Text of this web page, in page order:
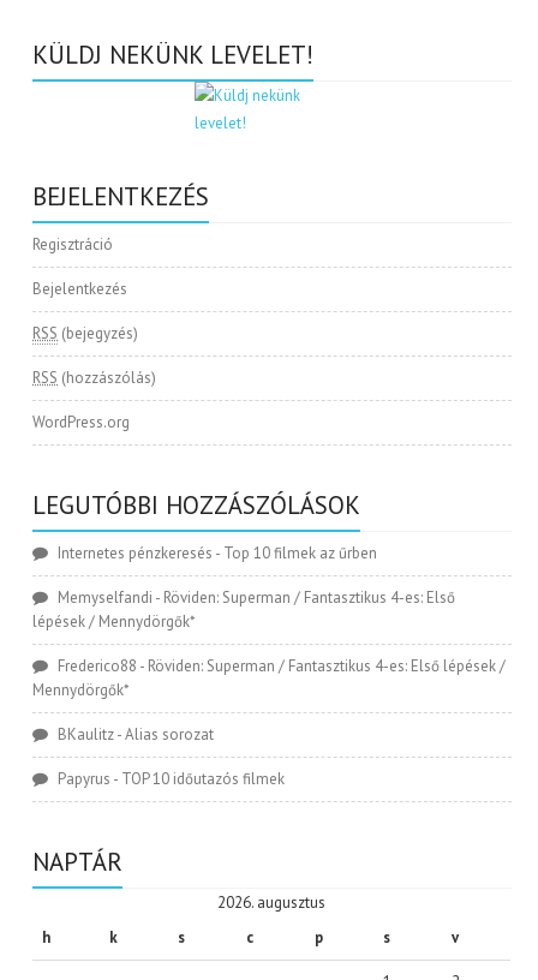
KÜLDJ NEKÜNK LEVELET!
BEJELENTKEZÉS
Regisztráció
Bejelentkezés
RSS (bejegyzés)
RSS (hozzászólás)
WordPress.org
LEGUTÓBBI HOZZÁSZÓLÁSOK
Internetes pénzkeresés - Top 10 filmek az űrben
Memyselfandi - Röviden: Superman / Fantasztikus 4-es: Első
lépések / Mennydörgők*
Frederico88 - Röviden: Superman / Fantasztikus 4-es: Első lépések /
Mennydörgők*
BKaulitz-Alias sorozat
Papyrus - TOP 10 időutazós filmek
NAPTÁR
2026. augusztus
h
k s c p s v